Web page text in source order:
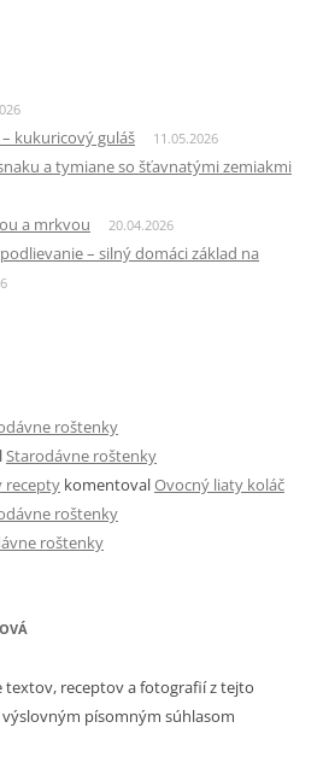
kukuricový guláš 11.05.2026
a tymiane so šťavnatými zemiakmi
a mrkvou 20.04.2026
– silný domáci základ na
roštenky
Starodávne roštenky
recepty komentovalOvocný liaty koláč
roštenky
roštenky
textov, receptov a fotografií z tejto
písomným súhlasom